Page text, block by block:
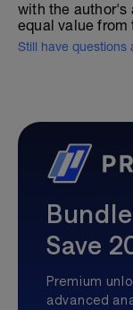
with the author's
equal value from
Still have questions
Save
Premium
advanced